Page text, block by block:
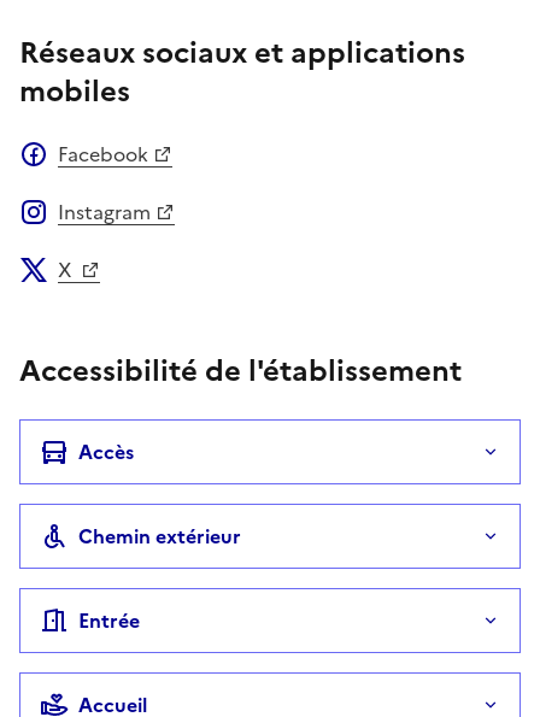
Réseaux sociaux et applications
mobiles
Facebook
Instagram
X
Accessibilité de l'établissement
Accès
Chemin extérieur
Entrée
Accueil